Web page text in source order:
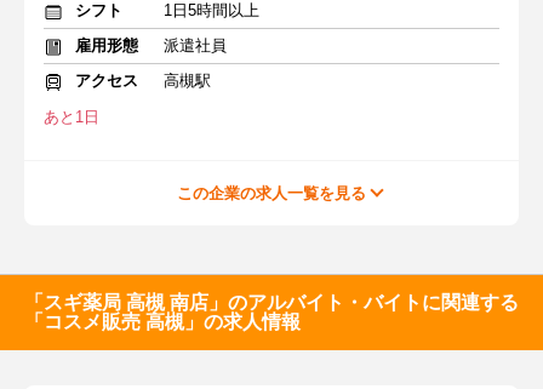
シフト
1日5時間以上
雇用形態
派遣社員
アクセス
高槻駅
あと1日
この企業の求人一覧を見る
「スギ薬局 高槻 南店」のアルバイト・バイトに関連する
「コスメ販売 高槻」の求人情報